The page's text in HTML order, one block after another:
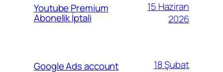
Youtube Premium
Abonelik İptali
15 Haziran
2026
Google Ads account
18 Şubat